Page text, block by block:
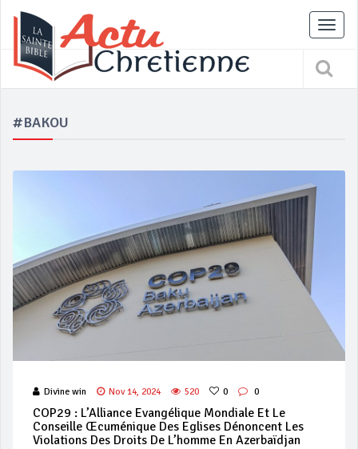
#BAKOU
Divine win Nov 14, 2024 520 0 0
COP29 : L’Alliance Evangélique Mondiale Et Le
Conseille Œcuménique Des Eglises Dénoncent Les
Violations Des Droits De L’homme En Azerbaïdjan